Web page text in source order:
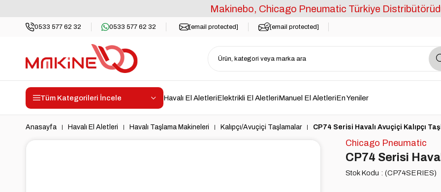
Makinebo, Chicago Pneumatic Türkiye
0533 577 62 32 0533 577 62 32 [email protected] [email protected]
Tüm Kategorileri İncele Havalı El AletleriElektrikli El AletleriManuel El AletleriEn Yeniler
Anasayfa Havalı El Aletleri Havalı Taşlama Makineleri Kalıpçı/Avuçiçi Taşlamalar CP74 Serisi Havalı Avuçiçi Kalıpçı
Chicago Pneumatic
CP74 Serisi
Stok Kodu (CP74SERIES)